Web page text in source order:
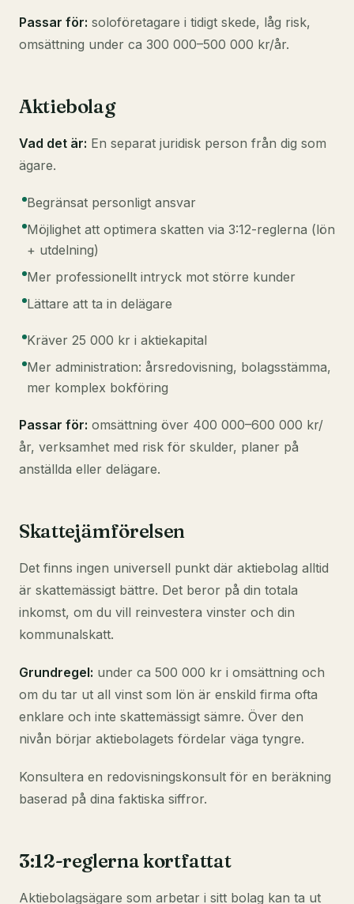
Passar för: soloföretagare i tidigt skede, låg risk,
omsättning under ca 300 000–500 000 kr/år.
Aktiebolag
Vad det är: En separat juridisk person från dig som
ägare.
Begränsat personligt ansvar
Möjlighet att optimera skatten via 3:12-reglerna (lön
+ utdelning)
Mer professionellt intryck mot större kunder
Lättare att ta in delägare
Kräver 25 000 kr i aktiekapital
Mer administration: årsredovisning, bolagsstämma,
mer komplex bokföring
Passar för: omsättning över 400 000–600 000 kr/
år, verksamhet med risk för skulder, planer på
anställda eller delägare.
Skattejämförelsen
Det finns ingen universell punkt där aktiebolag alltid
är skattemässigt bättre. Det beror på din totala
inkomst, om du vill reinvestera vinster och din
kommunalskatt.
Grundregel: under ca 500 000 kr i omsättning och
om du tar ut all vinst som lön är enskild firma ofta
enklare och inte skattemässigt sämre. Över den
nivån börjar aktiebolagets fördelar väga tyngre.
Konsultera en redovisningskonsult för en beräkning
baserad på dina faktiska siffror.
3:12-reglerna kortfattat
Aktiebolagsägare som arbetar i sitt bolag kan ta ut